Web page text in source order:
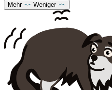
Mehr Weniger